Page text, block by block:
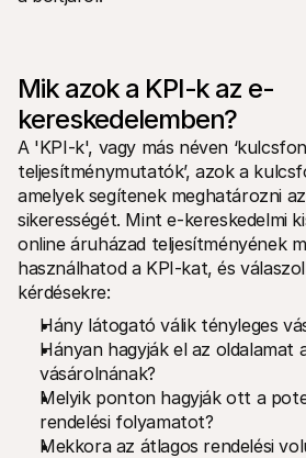
Tudj meg többet a történetünkről
Karrier
Gyere dolgozz nálunk - felveszünk!
Kapcsolat
Vásárlóknak
Tudd meg, miért szerepel a Mollie a
Mollie ügyfeleknek
Lépj kapcsolatba az
Vedd fel a kapcsolatot az
Fedezze fel, hogyan segíthetjük
Mik azok a KPI-k az e-
kereskedelemben?
A 'KPI-k', vagy más néven
teljesítménymutatók’, azok a
amelyek segítenek meghatározni
sikerességét. Mint e-kereskedelmi
online áruházad teljesítményének
használhatod a KPI-kat, és
kérdésekre:
Hány látogató válik tényleges
Hányan hagyják el az oldalamat
vásárolnának?
Melyik ponton hagyják ott a
rendelési folyamatot?
Mekkora az átlagos rendelési